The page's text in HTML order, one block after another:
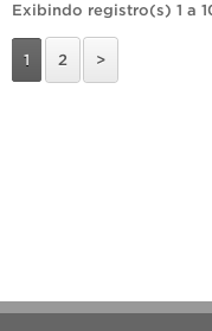
Exibindo registro(s) 1 a
1 2 >